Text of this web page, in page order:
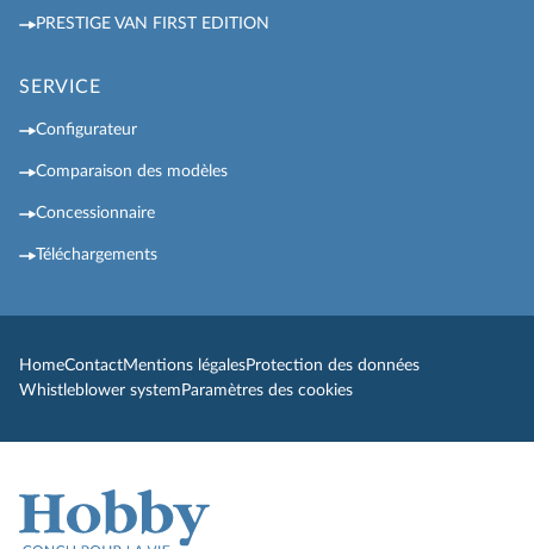
PRESTIGE VAN FIRST EDITION
SERVICE
Configurateur
Comparaison des modèles
Concessionnaire
Téléchargements
HomeContactMentions légalesProtection des données
Whistleblower system Paramètres des cookies